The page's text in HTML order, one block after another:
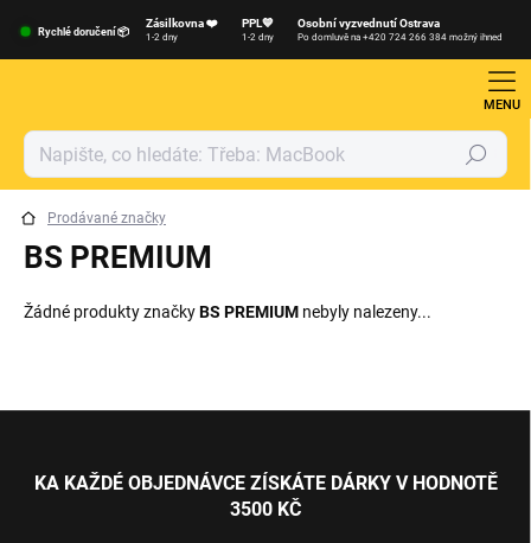
Rychlé doručení 📦
Zásilkovna ❤️ PPL💙 Osobní vyzvednutí Ostrava
1-2 dny 1-2 dny Po domluvě na +420 724 266 384 možný ihned
Hledat
Prodávané značky
BS PREMIUM
Žádné produkty značkyBS PREMIUM nebyly nalezeny...
KA KAŽDÉ OBJEDNÁVCE ZÍSKÁTE DÁRKY V HODNOTĚ
3500 KČ